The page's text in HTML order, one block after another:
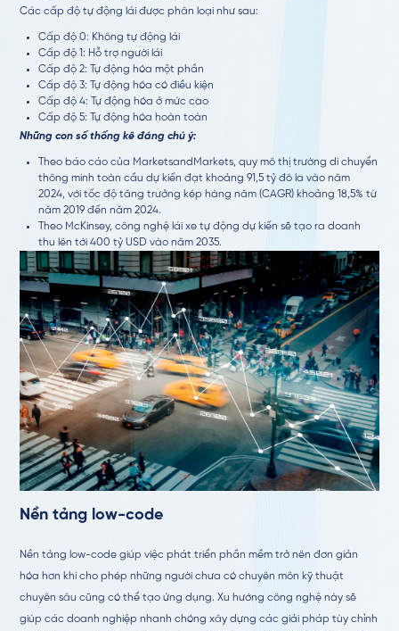
Các cấp độ tự động lái được phân loại như sau:
Cấp độ 0: Không tự động lái
Cấp độ 1: Hỗ trợ người lái
Cấp độ 2: Tự động hóa một phần
Cấp độ 3: Tự động hóa có điều kiện
Cấp độ 4: Tự động hóa ở mức cao
Cấp độ 5: Tự động hóa hoàn toàn
Những con số thống kê đáng chú ý:
Theo báo cáo của MarketsandMarkets, quy mô thị trường di chuyển
thông minh toàn cầu dự kiến đạt khoảng 91,5 tỷ đô la vào năm
2024, với tốc độ tăng trưởng kép hàng năm (CAGR) khoảng 18,5% từ
năm 2019 đến năm 2024.
Theo McKinsey, công nghệ lái xe tự động dự kiến sẽ tạo ra doanh
thu lên tới 400 tỷ USD vào năm 2035.
Nền tảng low-code
Nền tảng low-code giúp việc phát triển phần mềm trở nên đơn giản
hóa hơn khi cho phép những người chưa có chuyên môn kỹ thuật
chuyên sâu cũng có thể tạo ứng dụng. Xu hướng công nghệ này sẽ
giúp các doanh nghiệp nhanh chóng xây dựng các giải pháp tùy chỉnh